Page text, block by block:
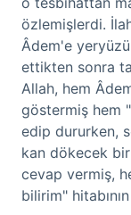
özlemişlerdi.
Âdem'e
ettikten sonra
Allah, hem
göstermiş hem
edip dururken,
kan dökecek
cevap vermiş,
bilirim"